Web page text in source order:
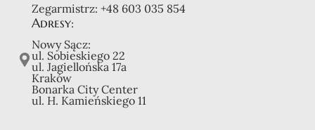
Zegarmistrz: +48 603 035 854
Adresy:
Nowy Sącz:
ul. Sobieskiego 22
ul. Jagiellońska 17a
Kraków
Bonarka City Center
ul. H. Kamieńskiego 11